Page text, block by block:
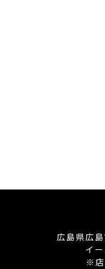
広島県広
イ
※店